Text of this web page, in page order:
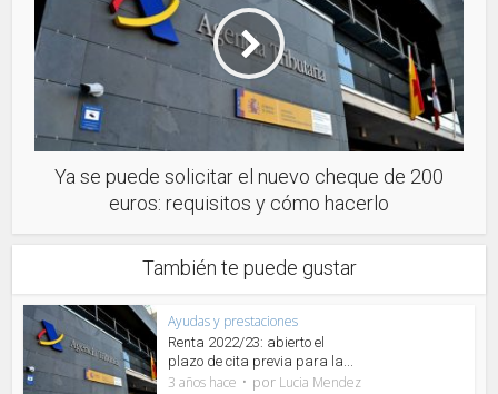
Ya se puede solicitar el nuevo cheque de 200
euros: requisitos y cómo hacerlo
También te puede gustar
Ayudas y prestaciones
Renta 2022/23: abierto el
plazo de cita previa para la...
3 años hace por Lucia Mendez